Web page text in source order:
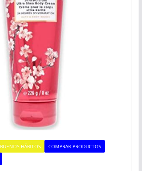
BUENOS HÁBITOS
COMPRAR PRODUCTOS